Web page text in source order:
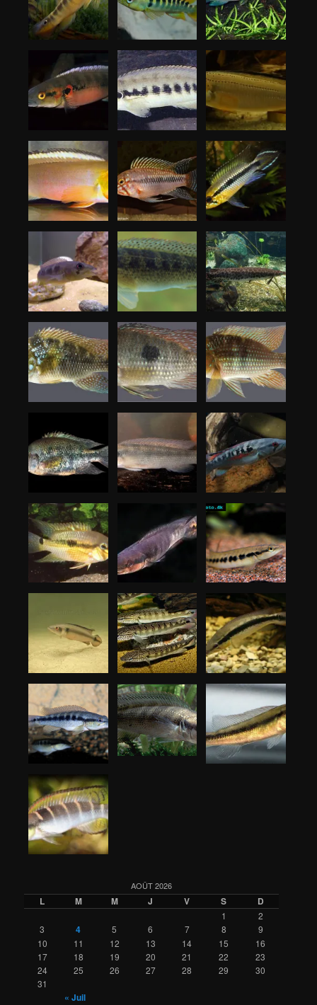
AOÛT 2026
L M M J V S D
1
2
3
4 5 6 7 8
9
10
11 12 13 14 15
16
17
18 19 20 21 22
23
24
25 26 27 28 29
30
31
« Juil